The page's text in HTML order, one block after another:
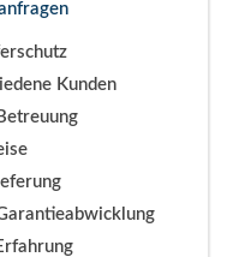
Kunden